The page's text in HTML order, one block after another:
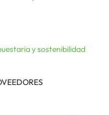
y sostenibilidad